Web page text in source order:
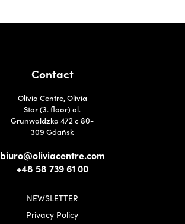
Contact
Olivia Centre, Olivia
Star (3. floor) al.
Grunwaldzka 472 c 80-
309 Gdańsk
biuro@oliviacentre.com
+48 58 739 61 00
NEWSLETTER
Privacy Policy